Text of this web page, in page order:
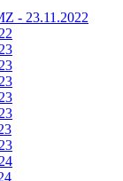
- 23.11.2022